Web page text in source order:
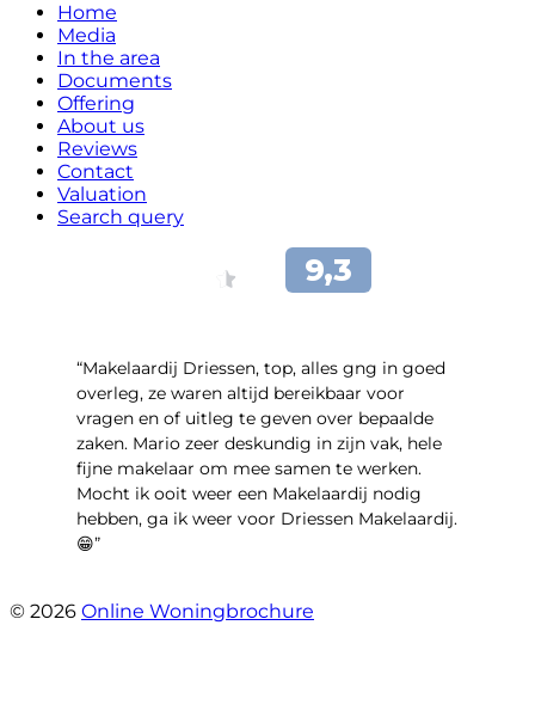
Home
Media
In the area
Documents
Offering
About us
Reviews
Contact
Valuation
Search query
“Makelaardij Driessen, top, alles gng in goed
overleg, ze waren altijd bereikbaar voor
vragen en of uitleg te geven over bepaalde
zaken. Mario zeer deskundig in zijn vak, hele
fijne makelaar om mee samen te werken.
Mocht ik ooit weer een Makelaardij nodig
hebben, ga ik weer voor Driessen Makelaardij.
😁”
© 2026 Online Woningbrochure